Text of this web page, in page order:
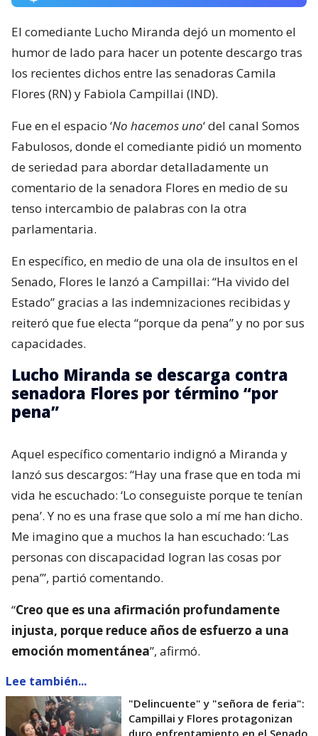
El comediante Lucho Miranda dejó un momento el
humor de lado para hacer un potente descargo tras
los recientes dichos entre las senadoras Camila
Flores (RN) y Fabiola Campillai (IND).
Fue en el espacio ‘No hacemos uno‘ del canal Somos
Fabulosos, donde el comediante pidió un momento
de seriedad para abordar detalladamente un
comentario de la senadora Flores en medio de su
tenso intercambio de palabras con la otra
parlamentaria.
En específico, en medio de una ola de insultos en el
Senado, Flores le lanzó a Campillai: “Ha vivido del
Estado” gracias a las indemnizaciones recibidas y
reiteró que fue electa “porque da pena” y no por sus
capacidades.
Lucho Miranda se descarga contra
senadora Flores por término “por
pena”
Aquel específico comentario indignó a Miranda y
lanzó sus descargos: “Hay una frase que en toda mi
vida he escuchado: ‘Lo conseguiste porque te tenían
pena’. Y no es una frase que solo a mí me han dicho.
Me imagino que a muchos la han escuchado: ‘Las
personas con discapacidad logran las cosas por
pena’”, partió comentando.
“Creo que es una afirmación profundamente
injusta, porque reduce años de esfuerzo a una
emoción momentánea”, afirmó.
Lee también...
"Delincuente" y "señora de feria":
Campillai y Flores protagonizan